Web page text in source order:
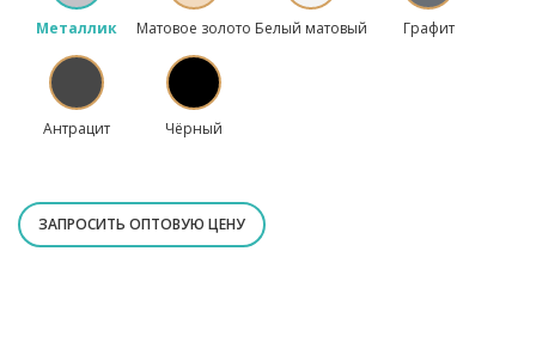
Металлик Матовое золото Белый матовый Графит
Антрацит Чёрный
ЗАПРОСИТЬ ОПТОВУЮ ЦЕНУ